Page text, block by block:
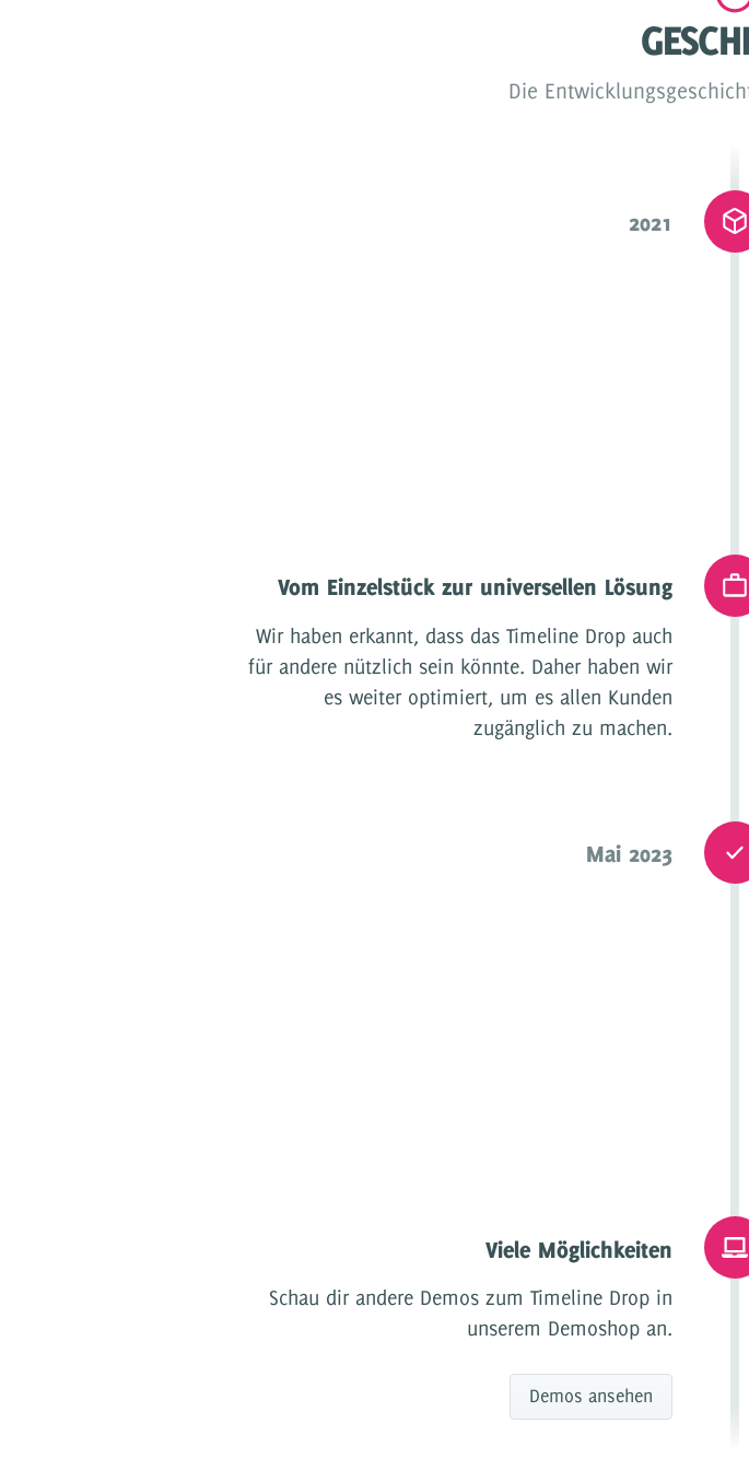
Die
2021
Vom Einzelstück zur universellen Lösung
Wir haben erkannt, dass das Timeline Drop auch
für andere nützlich sein könnte. Daher haben wir
es weiter optimiert, um es allen Kunden
zugänglich zu machen.
Mai 2023
Viele Möglichkeiten
Schau dir andere Demos zum Timeline Drop in
unserem Demoshop an.
Demos ansehen